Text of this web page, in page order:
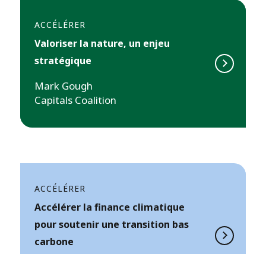
ACCÉLÉRER
Valoriser la nature, un enjeu
stratégique
Mark Gough
Capitals Coalition
ACCÉLÉRER
Accélérer la finance climatique
pour soutenir une transition bas
carbone